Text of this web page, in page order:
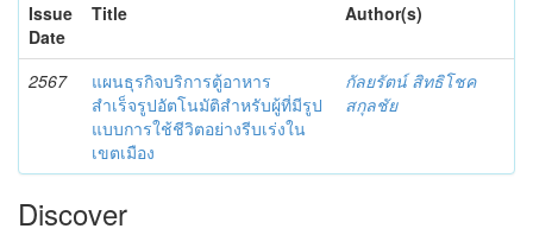
Issue
Date
Title Author(s)
2567
แผนธุรกิจบริการตู้อาหาร
สำเร็จรูปอัตโนมัติสำหรับผู้ที่มีรูป
แบบการใช้ชีวิตอย่างรีบเร่งใน
เขตเมือง
กัลยรัตน์ สิทธิโชค
สกุลชัย
Discover